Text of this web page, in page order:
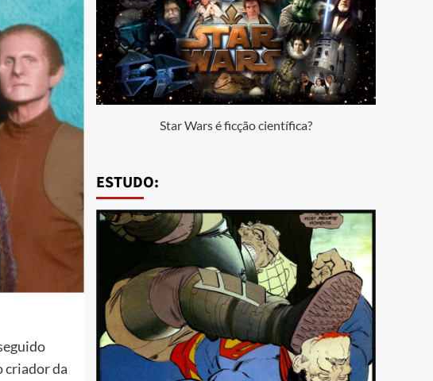
criador da
Star Wars é ficção científica?
ESTUDO: